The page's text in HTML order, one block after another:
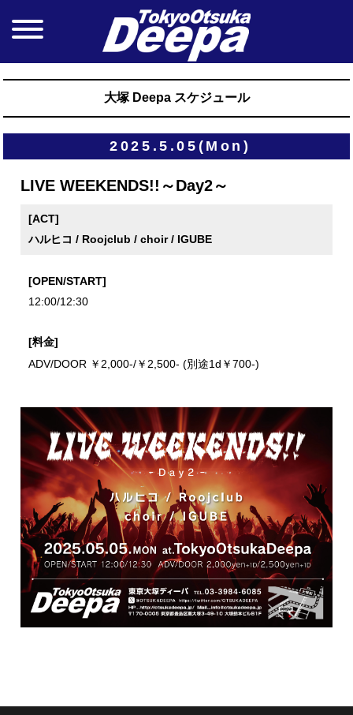
大塚 Deepa スケジュール
2025.5.05(Mon)
LIVE WEEKENDS!!～Day2～
[ACT]
ハルヒコ / Roojclub / choir / IGUBE
[OPEN/START]
12:00/12:30
[料金]
ADV/DOOR ￥2,000-/￥2,500- (別途1d￥700-)